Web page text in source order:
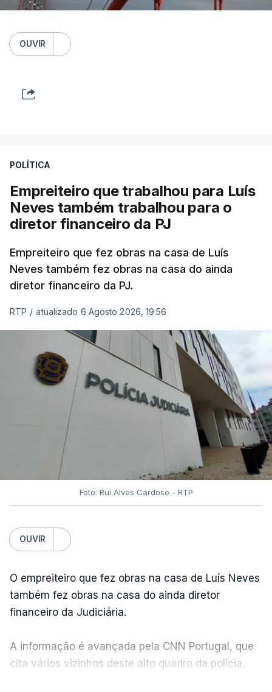
OUVIR
POLÍTICA
Empreiteiro que trabalhou para Luís
Neves também trabalhou para o
diretor financeiro da PJ
Empreiteiro que fez obras na casa de Luís
Neves também fez obras na casa do ainda
diretor financeiro da PJ.
RTP / atualizado 6 Agosto 2026, 19:56
Foto: Rui Alves Cardoso - RTP
OUVIR
O empreiteiro que fez obras na casa de Luís Neves
também fez obras na casa do ainda diretor
financeiro da Judiciária.
A informação é avançada pela CNN Portugal, que
cita vários vizinhos deste alto quadro da polícia.